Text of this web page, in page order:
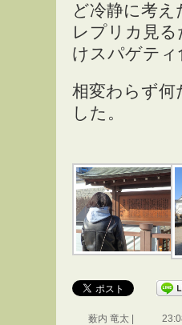
ど冷静に考
レプリカ見
けスパゲティ
相変わらず何
した。
薮内 竜太 |